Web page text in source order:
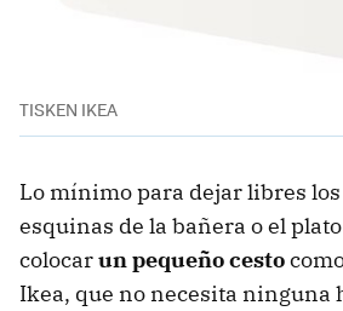
TISKEN IKEA
Lo mínimo para dejar libres
esquinas de la bañera o el
colocarun pequeño cesto
Ikea, que no necesita ninguna